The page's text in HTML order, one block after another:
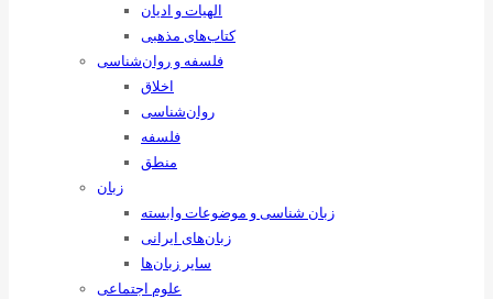
الهیات و ادیان
کتاب‌های مذهبی
فلسفه و روان‌شناسی
اخلاق
روان‌شناسی
فلسفه
منطق
زبان
زبان ‌شناسی و موضوعات وابسته
زبان‌های ایرانی
سایر زبان‌ها
علوم اجتماعی